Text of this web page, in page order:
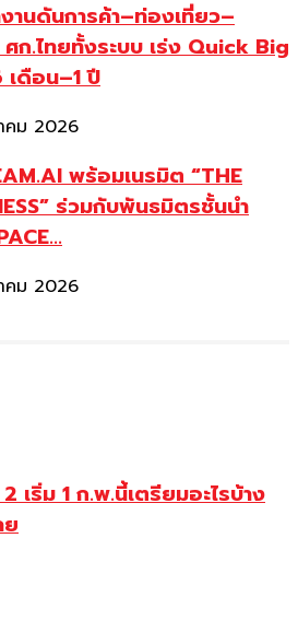
านดันการค้า–ท่องเที่ยว–
ก.ไทยทั้งระบบ เร่ง Quick Big
เดือน–1 ปี
คม 2026
พร้อมเนรมิต “THE
ร่วมกับพันธมิตรชั้นนำ
คม 2026
เริ่ม 1 ก.พ.นี้เตรียมอะไรบ้าง
ย